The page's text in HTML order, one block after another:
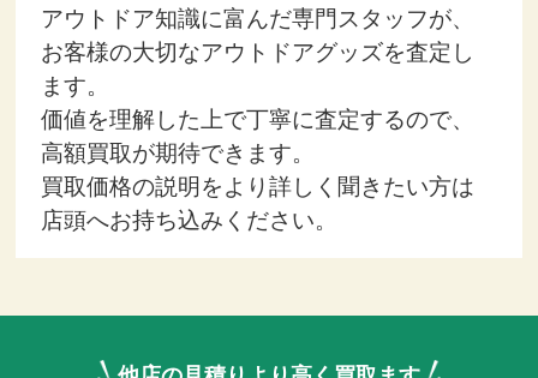
アウトドア知識に富んだ専門スタッフが、
お客様の大切なアウトドアグッズを査定し
ます。
価値を理解した上で丁寧に査定するので、
高額買取が期待できます。
買取価格の説明をより詳しく聞きたい方は
店頭へお持ち込みください。